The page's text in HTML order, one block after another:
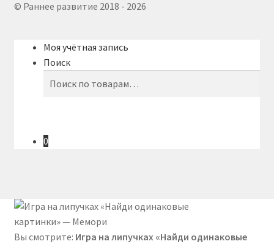
© Раннее развитие 2018 - 2026
Моя учётная запись
Поиск
0
Вы смотрите: Игра на липучках «Найди одинаковые